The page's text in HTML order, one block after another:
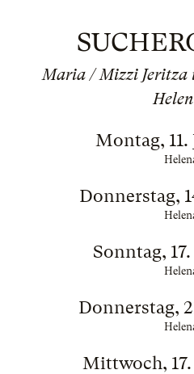
Maria / Mizzi Jeritza
Montag, 11.
Donnerstag,
Sonntag,
Donnerstag,
Mittwoch,